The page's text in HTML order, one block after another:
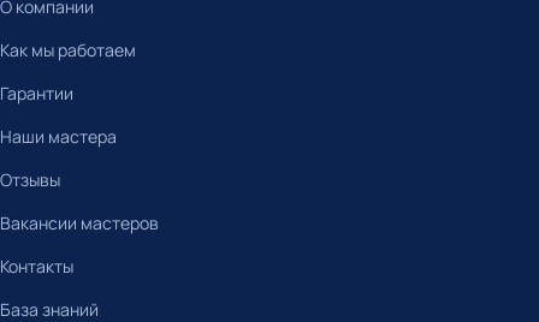
О компании
Как мы работаем
Гарантии
Наши мастера
Отзывы
Вакансии мастеров
Контакты
База знаний